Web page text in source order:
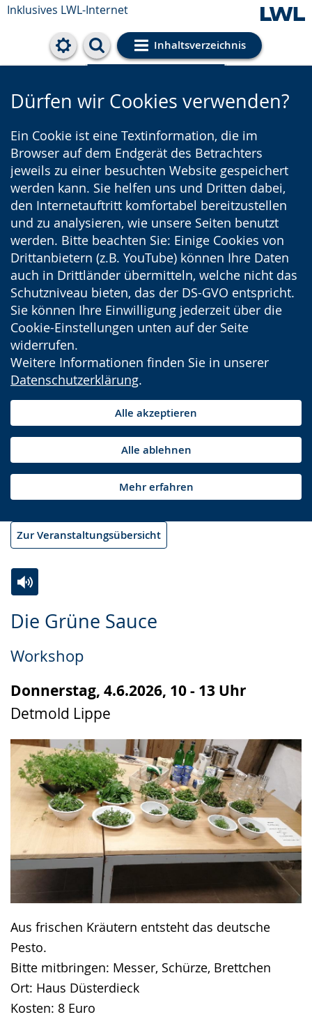
Inklusives LWL-Internet
Inhaltsverzeichnis
Cookie-Einstellungen
Dürfen wir Cookies verwenden?
Ein Cookie ist eine Textinformation, die im
Browser auf dem Endgerät des Betrachters
jeweils zu einer besuchten Website gespeichert
werden kann. Sie helfen uns und Dritten dabei,
den Internetauftritt komfortabel bereitzustellen
und zu analysieren, wie unsere Seiten benutzt
werden. Bitte beachten Sie: Einige Cookies von
Drittanbietern (z.B. YouTube) können Ihre Daten
auch in Drittländer übermitteln, welche nicht das
Schutzniveau bieten, das der DS-GVO entspricht.
Sie können Ihre Einwilligung jederzeit über die
Cookie-Einstellungen unten auf der Seite
widerrufen.
Weitere Informationen finden Sie in unserer
Datenschutzerklärung.
Alle akzeptieren
Alle ablehnen
Mehr erfahren
Zur Veranstaltungsübersicht
Die Grüne Sauce
Workshop
Donnerstag, 4.6.2026, 10 - 13 Uhr
Detmold Lippe
Aus frischen Kräutern entsteht das deutsche
Pesto.
Bitte mitbringen: Messer, Schürze, Brettchen
Ort: Haus Düsterdieck
Kosten: 8 Euro
Leichten
wechseln.
Audio-
Video
Deutscher
Gebärdensprache
wird